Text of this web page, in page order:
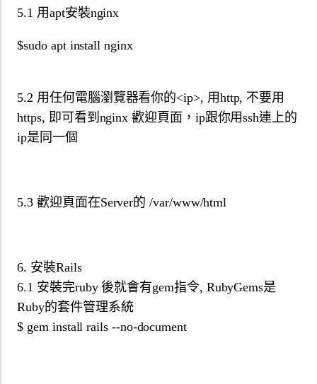
5.1 用apt安裝nginx
$sudo apt install nginx
5.2 用任何電腦瀏覽器看你的<ip>, 用http, 不要用
https, 即可看到nginx 歡迎頁面，ip跟你用ssh連上的
ip是同一個
5.3 歡迎頁面在Server的 /var/www/html
6. 安裝Rails
6.1 安裝完ruby 後就會有gem指令, RubyGems是
Ruby的套件管理系統
$ gem install rails --no-document